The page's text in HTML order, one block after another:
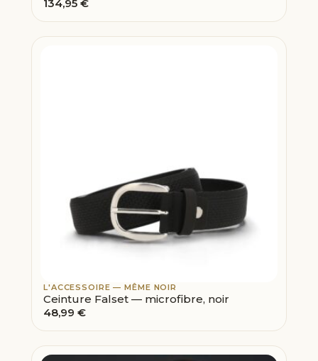
134,95 €
L'ACCESSOIRE — MÊME NOIR
Ceinture Falset — microfibre, noir
48,99 €